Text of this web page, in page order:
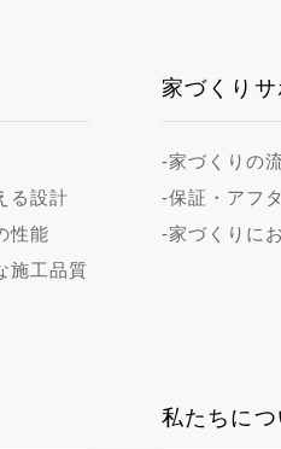
る設計
性能
施工品質
家づくりサ
-家づくりの
-保証・アフ
-家づくりに
私たちにつ